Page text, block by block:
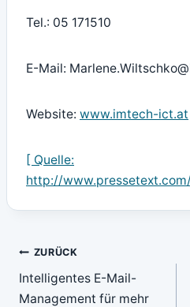
Tel.: 05 171510
E-Mail:
Website: www.imtech-ict.at
[ Quelle:
http://
Beitragsnavigation
ZURÜCK
Intelligentes E-Mail-
Management für mehr